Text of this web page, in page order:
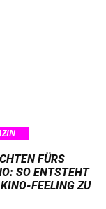
FÜRS
SO ENTSTEHT
FEELING ZU